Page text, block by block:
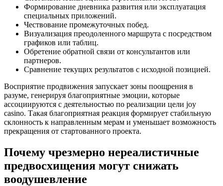
Формирование дневника развития или эксплуатация
специальных приложений.
Чествование промежуточных побед.
Визуализация преодоленного маршрута с посредством
графиков или таблиц.
Обретение обратной связи от консультантов или
партнеров.
Сравнение текущих результатов с исходной позицией.
Восприятие продвижения запускает зоны поощрения в
разуме, генерируя благоприятные эмоции, которые
ассоциируются с деятельностью по реализации цели joy
casino. Такая благоприятная реакция формирует стабильную
склонность к направленным мерам и уменьшает возможность
прекращения от стартованного проекта.
Почему чрезмерно нереалистичные
предвосхищения могут снижать
воодушевление